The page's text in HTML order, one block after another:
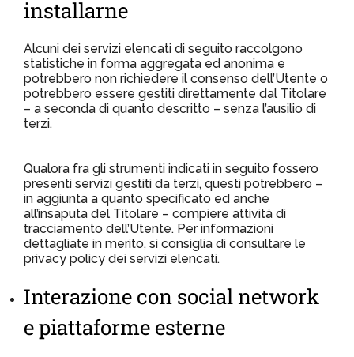
installarne
Alcuni dei servizi elencati di seguito raccolgono
statistiche in forma aggregata ed anonima e
potrebbero non richiedere il consenso dell’Utente o
potrebbero essere gestiti direttamente dal Titolare
– a seconda di quanto descritto – senza l’ausilio di
terzi.
Qualora fra gli strumenti indicati in seguito fossero
presenti servizi gestiti da terzi, questi potrebbero –
in aggiunta a quanto specificato ed anche
all’insaputa del Titolare – compiere attività di
tracciamento dell’Utente. Per informazioni
dettagliate in merito, si consiglia di consultare le
privacy policy dei servizi elencati.
Interazione con social network
e piattaforme esterne